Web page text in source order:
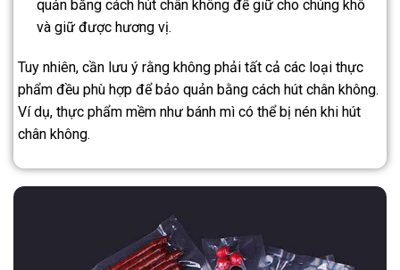
quản bằng cách hút chân không để giữ cho chúng khô
và giữ được hương vị.
Tuy nhiên, cần lưu ý rằng không phải tất cả các loại thực
phẩm đều phù hợp để bảo quản bằng cách hút chân không.
Ví dụ, thực phẩm mềm như bánh mì có thể bị nén khi hút
chân không.